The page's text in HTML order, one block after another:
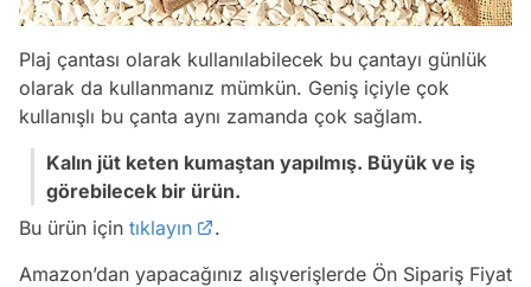
Plaj çantası olarak kullanılabilecek bu çantayı günlük
olarak da kullanmanız mümkün. Geniş içiyle çok
kullanışlı bu çanta aynı zamanda çok sağlam.
Kalın jüt keten kumaştan yapılmış. Büyük ve iş
görebilecek bir ürün.
Bu ürün için tıklayın
.
Amazon’dan yapacağınız alışverişlerde Ön Sipariş Fiyat